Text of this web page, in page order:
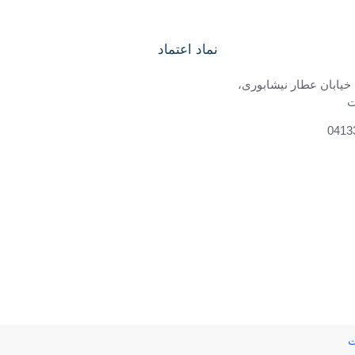
عطار نیشابوری،
نماد اعتماد